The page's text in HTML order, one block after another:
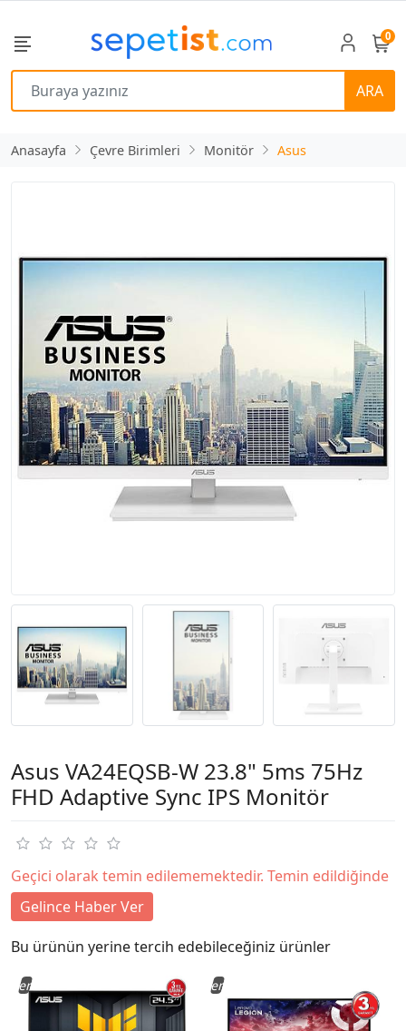
ARA
0
Anasayfa Çevre Birimleri Monitör Asus
Asus VA24EQSB-W 23.8" 5ms 75Hz
FHD Adaptive Sync IPS Monitör
Geçici olarak temin edilememektedir. Temin edildiğinde
Gelince Haber Ver
Bu ürünün yerine tercih edebileceğiniz ürünler
Yeni Yeni